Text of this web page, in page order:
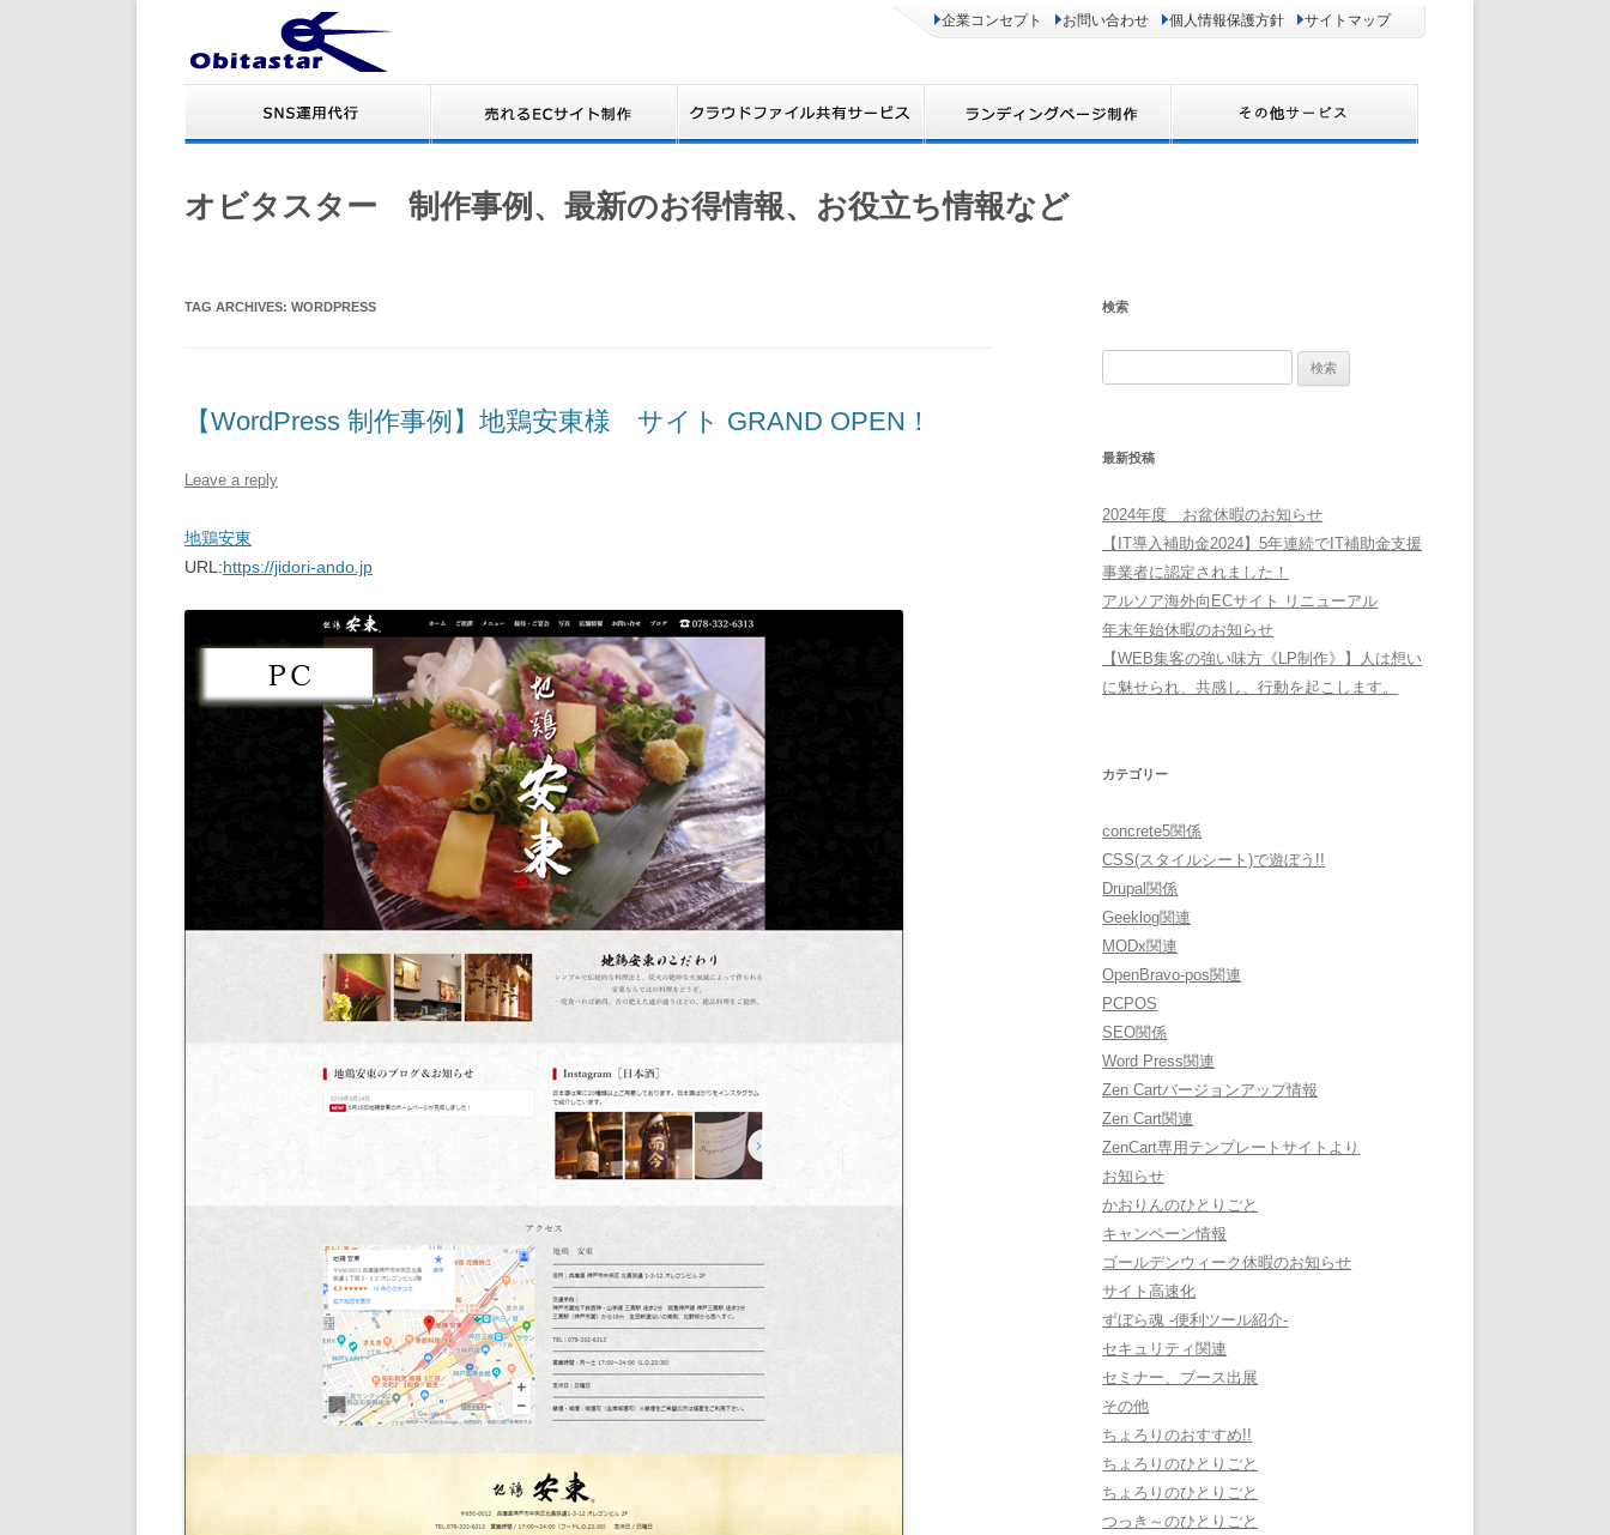
企業コンセプト お問い合わせ 個人情報保護方針 サイトマップ
オビタスター 制作事例、最新のお得情報、お役立ち情報など
TAG ARCHIVES: WORDPRESS
【WordPress 制作事例】地鶏安東様 サイト GRAND OPEN！
Leave a reply
地鶏安東
URL:https://jidori-ando.jp
検索
最新投稿
2024年度 お盆休暇のお知らせ
【IT導入補助金2024】5年連続でIT補助金支援
事業者に認定されました！
アルソア海外向ECサイト リニューアル
年末年始休暇のお知らせ
【WEB集客の強い味方《LP制作》】人は想い
に魅せられ、共感し、行動を起こします。
カテゴリー
concrete5関係
CSS(スタイルシート)で遊ぼう!!
Drupal関係
Geeklog関連
MODx関連
OpenBravo-pos関連
PCPOS
SEO関係
Word Press関連
Zen Cartバージョンアップ情報
Zen Cart関連
ZenCart専用テンプレートサイトより
お知らせ
かおりんのひとりごと
キャンペーン情報
ゴールデンウィーク休暇のお知らせ
サイト高速化
ずぼら魂 -便利ツール紹介-
セキュリティ関連
セミナー、ブース出展
その他
ちょろりのおすすめ!!
ちょろりのひとりごと
ちょろりのひとりごと
つっき～のひとりごと